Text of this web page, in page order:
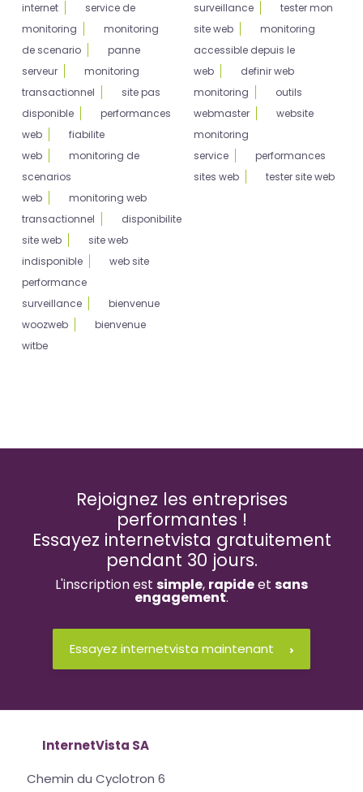
internet
service de
monitoring
monitoring
de scenario
panne
serveur
monitoring
transactionnel
site pas
disponible
performances
web
fiabilite
web
monitoring de
scenarios
web
monitoring web
transactionnel
disponibilite
site web
site web
indisponible
web site
performance
surveillance
bienvenue
woozweb
bienvenue
witbe
surveillance
tester mon
site web
monitoring
accessible depuis le
web
definir web
monitoring
outils
webmaster
website
monitoring
service
performances
sites web
tester site web
Rejoignez les entreprises
performantes !
Essayez internetvista gratuitement
pendant 30 jours.
L'inscription est simple, rapideet sans
engagement.
Essayez internetvista maintenant
InternetVista SA
Chemin du Cyclotron 6